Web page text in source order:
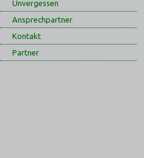
Unvergessen
Ansprechpartner
Kontakt
Partner